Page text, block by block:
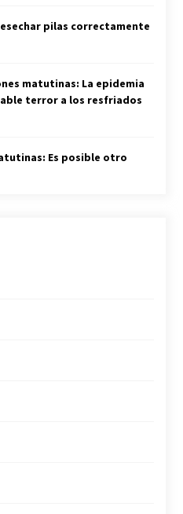
pilas correctamente
matutinas: La epidemia
terror a los resfriados
Es posible otro